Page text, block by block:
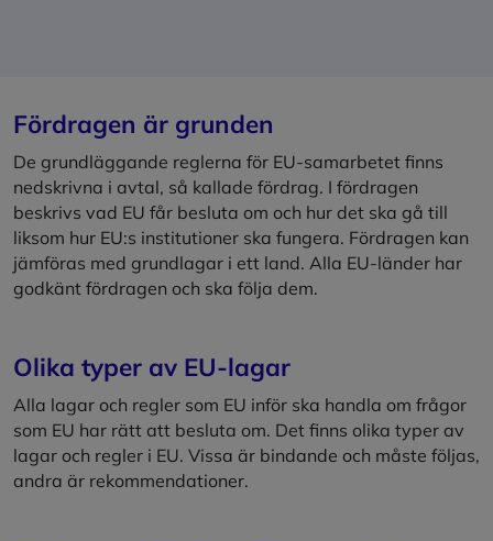
Fördragen är grunden
De grundläggande reglerna för EU-samarbetet finns
nedskrivna i avtal, så kallade fördrag. I fördragen
beskrivs vad EU får besluta om och hur det ska gå till
liksom hur EU:s institutioner ska fungera. Fördragen kan
jämföras med grundlagar i ett land. Alla EU-länder har
godkänt fördragen och ska följa dem.
Olika typer av EU-lagar
Alla lagar och regler som EU inför ska handla om frågor
som EU har rätt att besluta om. Det finns olika typer av
lagar och regler i EU. Vissa är bindande och måste följas,
andra är rekommendationer.